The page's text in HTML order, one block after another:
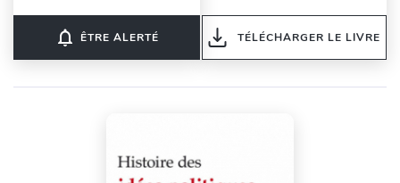
notifications_none ÊTRE ALERTÉ TÉLÉCHARGER LE LIVRE